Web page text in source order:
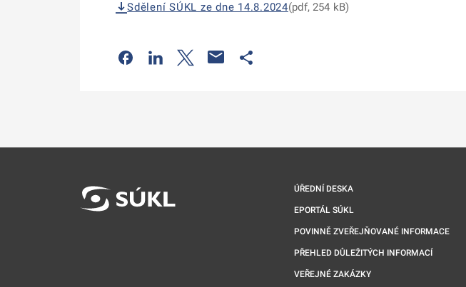
Sdělení SÚKL ze dne 14.8.2024(pdf, 254 kB)
Odkaz se otevře na nové kartě
Odkaz se otevře na nové kartě
Odkaz se otevře na nové kartě
ÚŘEDNÍ DESKA
EPORTÁL SÚKL
POVINNĚ ZVEŘEJŇOVANÉ INFORMACE
PŘEHLED DŮLEŽITÝCH INFORMACÍ
VEŘEJNÉ ZAKÁZKY